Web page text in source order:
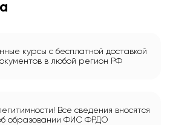
курсы с бесплатной доставкой
в любой регион РФ
Все сведения вносятся
образовании ФИС ФРДО